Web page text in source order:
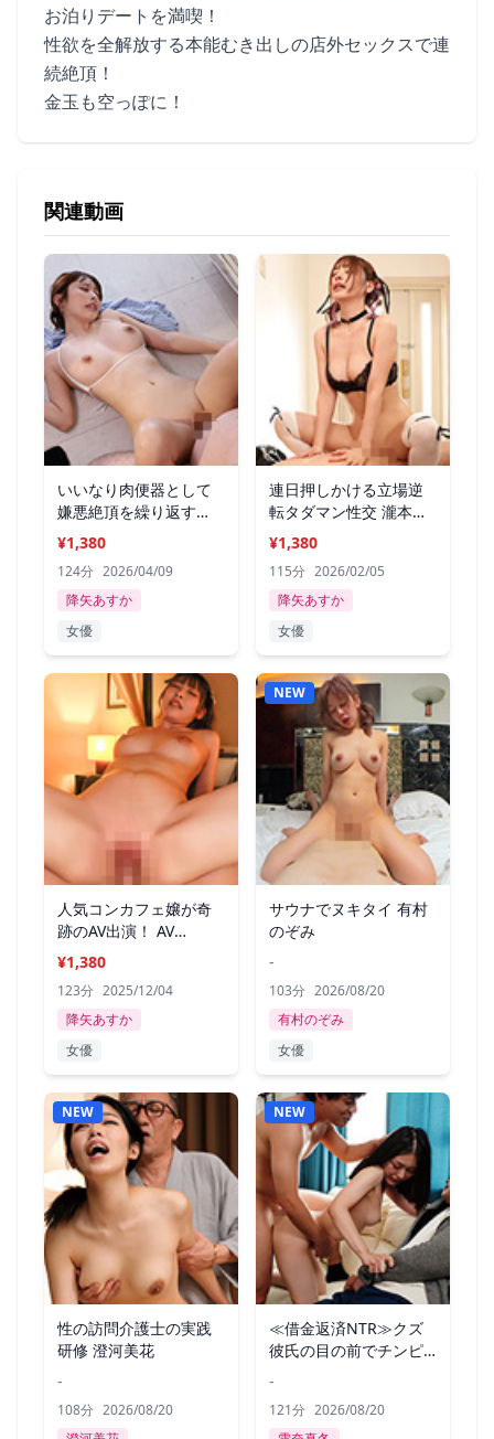
お泊りデートを満喫！
性欲を全解放する本能むき出しの店外セックスで連
続絶頂！
金玉も空っぽに！
関連動画
いいなり肉便器として
嫌悪絶頂を繰り返す
私。瀧本くるみ
¥1,380
124分 2026/04/09
降矢あすか
女優
連日押しかける立場逆
転タダマン性交 瀧本く
るみ
¥1,380
115分 2026/02/05
降矢あすか
女優
人気コンカフェ嬢が奇
跡のAV出演！ AV
DEBUT 瀧本くるみ
¥1,380
123分 2025/12/04
降矢あすか
女優
NEW
サウナでヌキタイ 有村
のぞみ
-
103分 2026/08/20
有村のぞみ
女優
NEW
性の訪問介護士の実践
研修 澄河美花
-
108分 2026/08/20
NEW
≪借金返済NTR≫クズ
彼氏の目の前でチンピ
-
121分 2026/08/20